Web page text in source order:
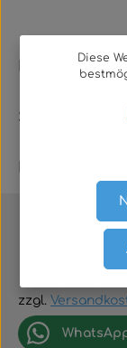
Rechtliches
Service
zzgl.
Diese